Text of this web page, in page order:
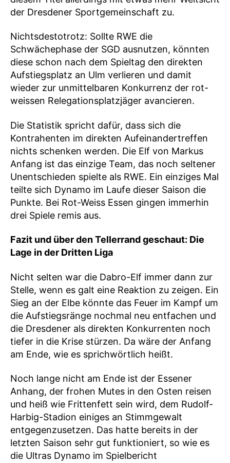
der Dresdener Sportgemeinschaft zu.
Nichtsdestotrotz: Sollte RWE die
Schwächephase der SGD ausnutzen, könnten
diese schon nach dem Spieltag den direkten
Aufstiegsplatz an Ulm verlieren und damit
wieder zur unmittelbaren Konkurrenz der rot-
weissen Relegationsplatzjäger avancieren.
Die Statistik spricht dafür, dass sich die
Kontrahenten im direkten Aufeinandertreffen
nichts schenken werden. Die Elf von Markus
Anfang ist das einzige Team, das noch seltener
Unentschieden spielte als RWE. Ein einziges Mal
teilte sich Dynamo im Laufe dieser Saison die
Punkte. Bei Rot-Weiss Essen gingen immerhin
drei Spiele remis aus.
Fazit und über den Tellerrand geschaut: Die
Lage in der Dritten Liga
Nicht selten war die Dabro-Elf immer dann zur
Stelle, wenn es galt eine Reaktion zu zeigen. Ein
Sieg an der Elbe könnte das Feuer im Kampf um
die Aufstiegsränge nochmal neu entfachen und
die Dresdener als direkten Konkurrenten noch
tiefer in die Krise stürzen. Da wäre der Anfang
am Ende, wie es sprichwörtlich heißt.
Noch lange nicht am Ende ist der Essener
Anhang, der frohen Mutes in den Osten reisen
und heiß wie Frittenfett sein wird, dem Rudolf-
Harbig-Stadion einiges an Stimmgewalt
entgegenzusetzen. Das hatte bereits in der
letzten Saison sehr gut funktioniert, so wie es
die Ultras Dynamo im Spielbericht